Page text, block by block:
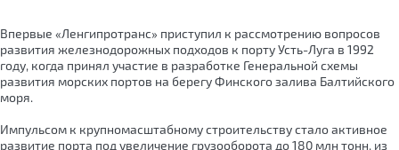
Впервые «Ленгипротранс» приступил к рассмотрению вопросов
развития железнодорожных подходов к порту Усть-Луга в 1992
году, когда принял участие в разработке Генеральной схемы
развития морских портов на берегу Финского залива Балтийского
моря.
Импульсом к крупномасштабному строительству стало активное
развитие порта под увеличение грузооборота до 180 млн тонн, из